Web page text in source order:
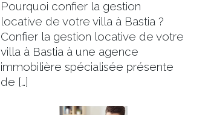
Pourquoi confier la gestion
locative de votre villa à Bastia ?
Confier la gestion locative de votre
villa à Bastia à une agence
immobilière spécialisée présente
de […]